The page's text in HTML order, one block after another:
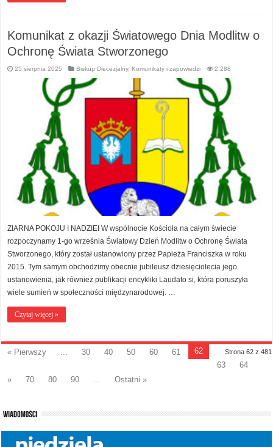
Komunikat z okazji Światowego Dnia Modlitw o
Ochronę Świata Stworzonego
25 sierpnia 2025 Biskup Diecezjalny, Komunikaty i zapowiedzi 2,288
ZIARNA POKOJU I NADZIEI W wspólnocie Kościoła na całym świecie
rozpoczynamy 1-go września Światowy Dzień Modlitw o Ochronę Świata
Stworzonego, który został ustanowiony przez Papieża Franciszka w roku
2015. Tym samym obchodzimy obecnie jubileusz dziesięciolecia jego
ustanowienia, jak również publikacji encykliki Laudato si, która poruszyła
wiele sumień w społeczności międzynarodowej. …
Czytaj więcej »
Strona 62 z 481
« Pierwszy 30 40 50 60 61
62
63
64
»
70 80 90 Ostatni »